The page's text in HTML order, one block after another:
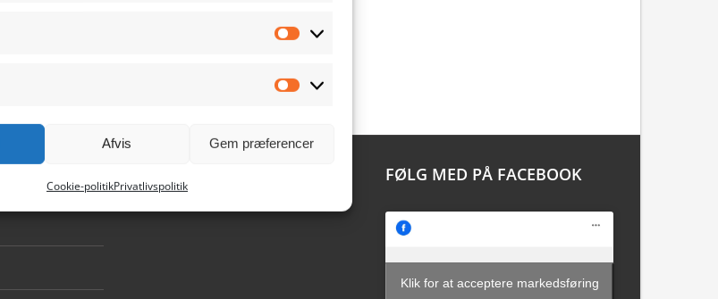
Statistikker
Marketing
Afvis Gem præferencer
Cookie-politikPrivatlivspolitik
FØLG MED PÅ FACEBOOK
Klik for at acceptere markedsføring